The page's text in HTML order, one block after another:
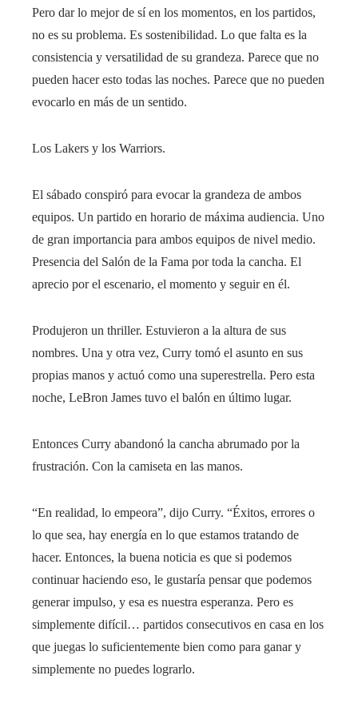
Pero dar lo mejor de sí en los momentos, en los partidos,
no es su problema. Es sostenibilidad. Lo que falta es la
consistencia y versatilidad de su grandeza. Parece que no
pueden hacer esto todas las noches. Parece que no pueden
evocarlo en más de un sentido.
Los Lakers y los Warriors.
El sábado conspiró para evocar la grandeza de ambos
equipos. Un partido en horario de máxima audiencia. Uno
de gran importancia para ambos equipos de nivel medio.
Presencia del Salón de la Fama por toda la cancha. El
aprecio por el escenario, el momento y seguir en él.
Produjeron un thriller. Estuvieron a la altura de sus
nombres. Una y otra vez, Curry tomó el asunto en sus
propias manos y actuó como una superestrella. Pero esta
noche, LeBron James tuvo el balón en último lugar.
Entonces Curry abandonó la cancha abrumado por la
frustración. Con la camiseta en las manos.
“En realidad, lo empeora”, dijo Curry. “Éxitos, errores o
lo que sea, hay energía en lo que estamos tratando de
hacer. Entonces, la buena noticia es que si podemos
continuar haciendo eso, le gustaría pensar que podemos
generar impulso, y esa es nuestra esperanza. Pero es
simplemente difícil… partidos consecutivos en casa en los
que juegas lo suficientemente bien como para ganar y
simplemente no puedes lograrlo.